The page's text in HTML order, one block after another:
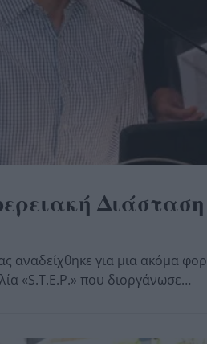
αναδείχθηκε για μια ακόμα
«S.T.E.P.» που διοργάνωσε…